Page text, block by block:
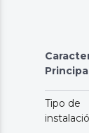
Tipo de